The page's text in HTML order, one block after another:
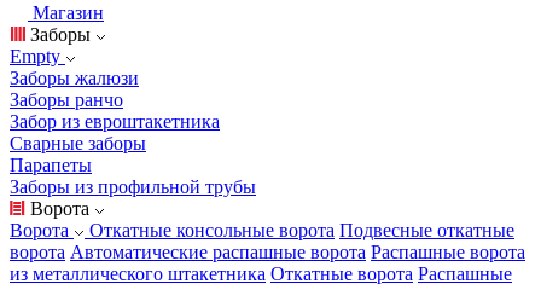
Магазин
Заборы
Empty
Заборы жалюзи
Заборы ранчо
Забор из евроштакетника
Сварные заборы
Парапеты
Заборы из профильной трубы
Ворота
Ворота
Откатные консольные ворота Подвесные откатные
ворота Автоматические распашные ворота Распашные ворота
из металлического штакетника Откатные ворота Распашные